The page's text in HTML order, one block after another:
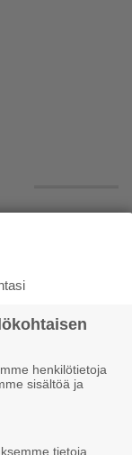
Uusi
ryhmä
Glenn
Weezer-
tulee
Blind
ja uutta
henkilötietoja
sisältöä ja
tietoja